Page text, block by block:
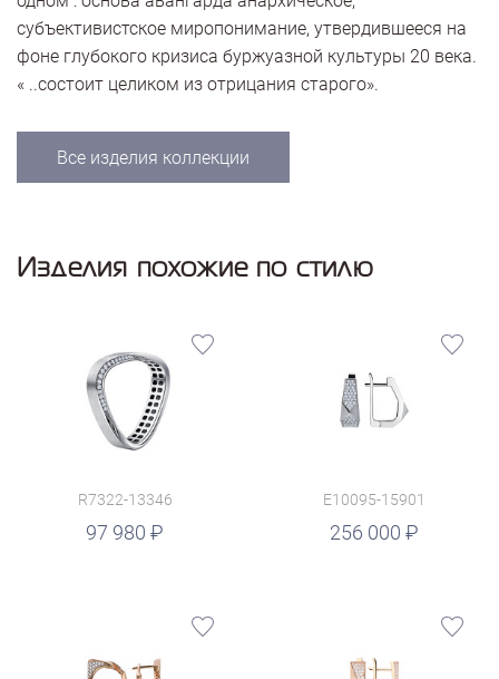
субъективистское миропонимание, утвердившееся на
фоне глубокого кризиса буржуазной культуры 20 века.
« ..состоит целиком из отрицания старого».
Все изделия коллекции
Изделия похожие по стилю
R7322-13346
97 980
E10095-15901
256 000
руб.